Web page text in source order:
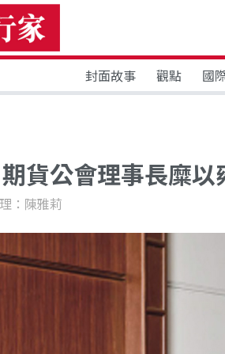
封面故事 觀點 國
貨公會理事長糜
：陳雅莉